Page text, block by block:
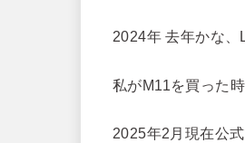
2024年 去年かな、
私がM11を買った
2025年2月現在公